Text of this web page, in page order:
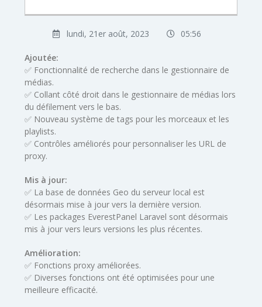
lundi, 21er août, 2023 05:56
Ajoutée:
✅ Fonctionnalité de recherche dans le gestionnaire de
médias.
✅ Collant côté droit dans le gestionnaire de médias lors
du défilement vers le bas.
✅ Nouveau système de tags pour les morceaux et les
playlists.
✅ Contrôles améliorés pour personnaliser les URL de
proxy.
Mis à jour:
✅ La base de données Geo du serveur local est
désormais mise à jour vers la dernière version.
✅ Les packages EverestPanel Laravel sont désormais
mis à jour vers leurs versions les plus récentes.
Amélioration:
✅ Fonctions proxy améliorées.
✅ Diverses fonctions ont été optimisées pour une
meilleure efficacité.